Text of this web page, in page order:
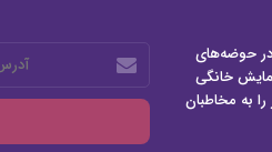
در حوضه‌های
خانگی
به مخاطبان
آدرس
ایمیل
خود
وارد